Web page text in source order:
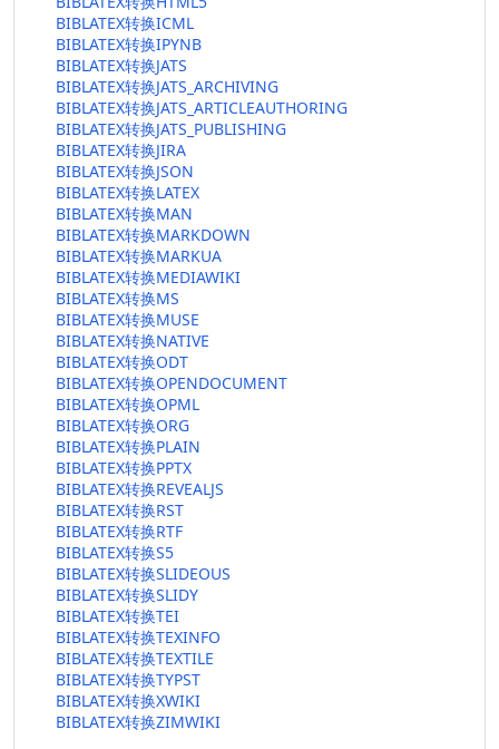
BIBLATEX转换ICML
BIBLATEX转换IPYNB
BIBLATEX转换JATS
BIBLATEX转换JATS_ARCHIVING
BIBLATEX转换JATS_ARTICLEAUTHORING
BIBLATEX转换JATS_PUBLISHING
BIBLATEX转换JIRA
BIBLATEX转换JSON
BIBLATEX转换LATEX
BIBLATEX转换MAN
BIBLATEX转换MARKDOWN
BIBLATEX转换MARKUA
BIBLATEX转换MEDIAWIKI
BIBLATEX转换MS
BIBLATEX转换MUSE
BIBLATEX转换NATIVE
BIBLATEX转换ODT
BIBLATEX转换OPENDOCUMENT
BIBLATEX转换OPML
BIBLATEX转换ORG
BIBLATEX转换PLAIN
BIBLATEX转换PPTX
BIBLATEX转换REVEALJS
BIBLATEX转换RST
BIBLATEX转换RTF
BIBLATEX转换S5
BIBLATEX转换SLIDEOUS
BIBLATEX转换SLIDY
BIBLATEX转换TEI
BIBLATEX转换TEXINFO
BIBLATEX转换TEXTILE
BIBLATEX转换TYPST
BIBLATEX转换XWIKI
BIBLATEX转换ZIMWIKI